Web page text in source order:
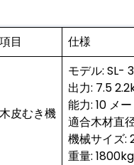
項目 仕様
木皮むき機
モデル: SL-
出力: 7.5
能力: 10 メ
適合木材直
機械サイズ
重量: 1800kg